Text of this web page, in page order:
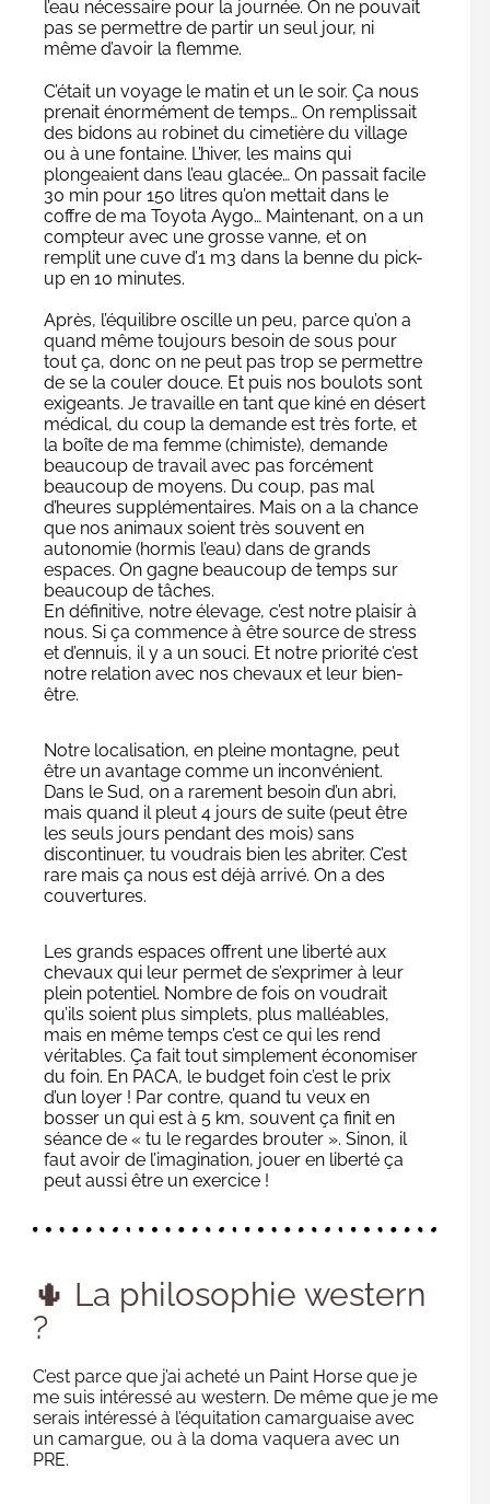
l’eau nécessaire pour la journée. On ne pouvait
pas se permettre de partir un seul jour, ni
même d’avoir la flemme.
C’était un voyage le matin et un le soir. Ça nous
prenait énormément de temps… On remplissait
des bidons au robinet du cimetière du village
ou à une fontaine. L’hiver, les mains qui
plongeaient dans l’eau glacée… On passait facile
30 min pour 150 litres qu’on mettait dans le
coffre de ma Toyota Aygo… Maintenant, on a un
compteur avec une grosse vanne, et on
remplit une cuve d’1 m3 dans la benne du pick-
up en 10 minutes.
Après, l’équilibre oscille un peu, parce qu’on a
quand même toujours besoin de sous pour
tout ça, donc on ne peut pas trop se permettre
de se la couler douce. Et puis nos boulots sont
exigeants. Je travaille en tant que kiné en désert
médical, du coup la demande est très forte, et
la boîte de ma femme (chimiste), demande
beaucoup de travail avec pas forcément
beaucoup de moyens. Du coup, pas mal
d’heures supplémentaires. Mais on a la chance
que nos animaux soient très souvent en
autonomie (hormis l’eau) dans de grands
espaces. On gagne beaucoup de temps sur
beaucoup de tâches.
En définitive, notre élevage, c’est notre plaisir à
nous. Si ça commence à être source de stress
et d’ennuis, il y a un souci. Et notre priorité c’est
notre relation avec nos chevaux et leur bien-
être.
Notre localisation, en pleine montagne, peut
être un avantage comme un inconvénient.
Dans le Sud, on a rarement besoin d’un abri,
mais quand il pleut 4 jours de suite (peut être
les seuls jours pendant des mois) sans
discontinuer, tu voudrais bien les abriter. C’est
rare mais ça nous est déjà arrivé. On a des
couvertures.
Les grands espaces offrent une liberté aux
chevaux qui leur permet de s’exprimer à leur
plein potentiel. Nombre de fois on voudrait
qu’ils soient plus simplets, plus malléables,
mais en même temps c’est ce qui les rend
véritables. Ça fait tout simplement économiser
du foin. En PACA, le budget foin c’est le prix
d’un loyer ! Par contre, quand tu veux en
bosser un qui est à 5 km, souvent ça finit en
séance de « tu le regardes brouter ». Sinon, il
faut avoir de l’imagination, jouer en liberté ça
peut aussi être un exercice !
🌵 La philosophie western
?
C’est parce que j’ai acheté un Paint Horse que je
me suis intéressé au western. De même que je me
serais intéressé à l’équitation camarguaise avec
un camargue, ou à la doma vaquera avec un
PRE.